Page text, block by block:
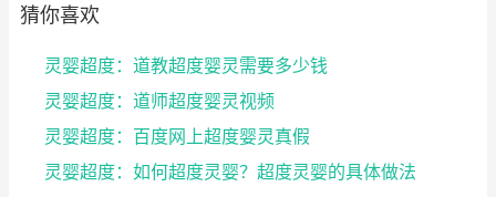
猜你喜欢
灵婴超度：道教超度婴灵需要多少钱
灵婴超度：道师超度婴灵视频
灵婴超度：百度网上超度婴灵真假
灵婴超度：如何超度灵婴？超度灵婴的具体做法